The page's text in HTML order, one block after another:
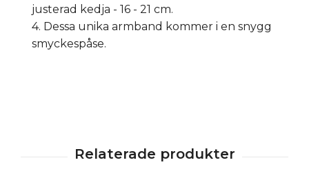
justerad kedja - 16 - 21 cm.
4. Dessa unika armband kommer i en snygg
smyckespåse.